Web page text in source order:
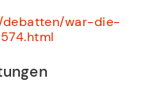
debatten/war-die-